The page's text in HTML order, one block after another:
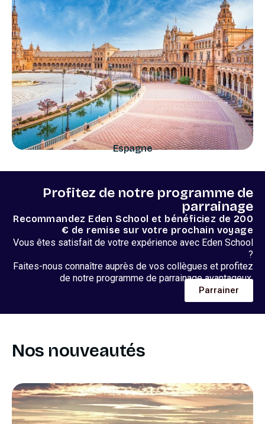
Espagne
Profitez de notre programme de
parrainage
Recommandez Eden School et bénéficiez de 200
€ de remise sur votre prochain voyage
Vous êtes satisfait de votre expérience avec Eden School
?
Faites-nous connaître auprès de vos collègues et profitez
de notre programme de parrainage avantageux.
Parrainer
Nos nouveautés